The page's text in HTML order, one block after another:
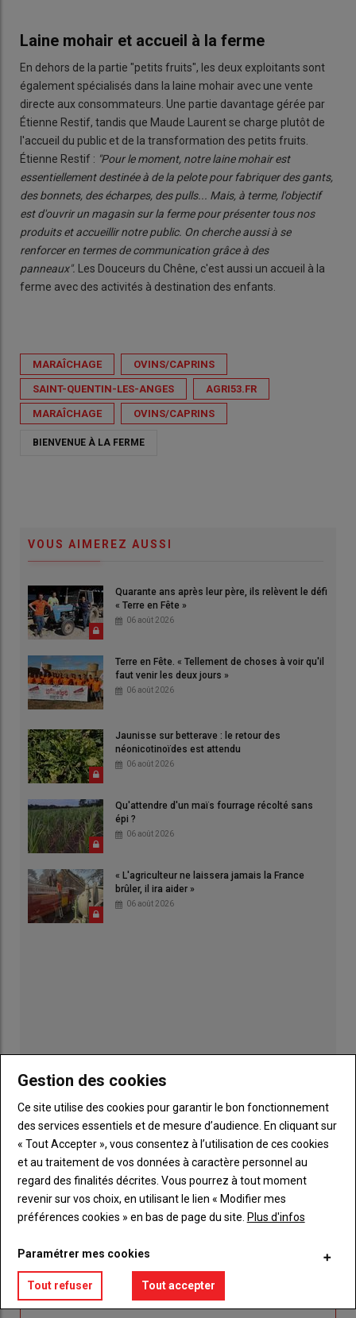
Laine mohair et accueil à la ferme
En dehors de la partie "petits fruits", les deux exploitants sont
également spécialisés dans la laine mohair avec une vente
directe aux consommateurs. Une partie davantage gérée par
Étienne Restif, tandis que Maude Laurent se charge plutôt de
l'accueil du public et de la transformation des petits fruits.
Étienne Restif : "Pour le moment, notre laine mohair est
essentiellement destinée à de la pelote pour fabriquer des gants,
des bonnets, des écharpes, des pulls... Mais, à terme, l'objectif
est d'ouvrir un magasin sur la ferme pour présenter tous nos
produits et accueillir notre public. On cherche aussi à se
renforcer en termes de communication grâce à des
panneaux".
Les Douceurs du Chêne, c'est aussi un accueil à la
ferme avec des activités à destination des enfants.
MARAÎCHAGE OVINS/CAPRINS
SAINT-QUENTIN-LES-ANGES AGRI53.FR
MARAÎCHAGE OVINS/CAPRINS
BIENVENUE À LA FERME
VOUS AIMEREZ AUSSI
Quarante ans après leur père, ils relèvent le défi
« Terre en Fête »
06 août 2026
Terre en Fête. « Tellement de choses à voir qu'il
faut venir les deux jours »
06 août 2026
Jaunisse sur betterave : le retour des
néonicotinoïdes est attendu
06 août 2026
Qu'attendre d'un maïs fourrage récolté sans
épi ?
06 août 2026
« L'agriculteur ne laissera jamais la France
brûler, il ira aider »
06 août 2026
Publicité
Sous-
Vous êtes abonné(e)
Body
Connectez-vous à votre compte pour profiter
de votre abonnement
Gestion des cookies
Ce site utilise des cookies pour garantir le bon fonctionnement
des services essentiels et de mesure d’audience. En cliquant sur
« Tout Accepter », vous consentez à l’utilisation de ces cookies
et au traitement de vos données à caractère personnel au
regard des finalités décrites. Vous pourrez à tout moment
revenir sur vos choix, en utilisant le lien « Modifier mes
préférences cookies » en bas de page du site. Plus d'infos
Paramétrer mes cookies
Tout refuser Tout accepter